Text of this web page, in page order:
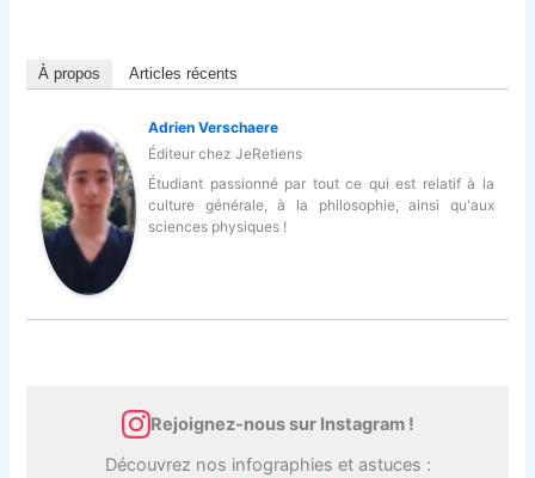
À propos Articles récents
Adrien Verschaere
Éditeur chezJeRetiens
Étudiant passionné par tout ce qui est relatif à la
culture générale, à la philosophie, ainsi qu'aux
sciences physiques !
Rejoignez-nous sur Instagram !
Découvrez nos infographies et astuces :